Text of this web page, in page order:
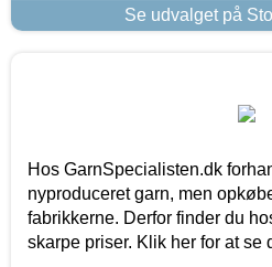
Se udvalget på
Hos GarnSpecialisten.dk
nyproduceret garn, men
fabrikkerne. Derfor finder du
skarpe priser. Klik her for at se